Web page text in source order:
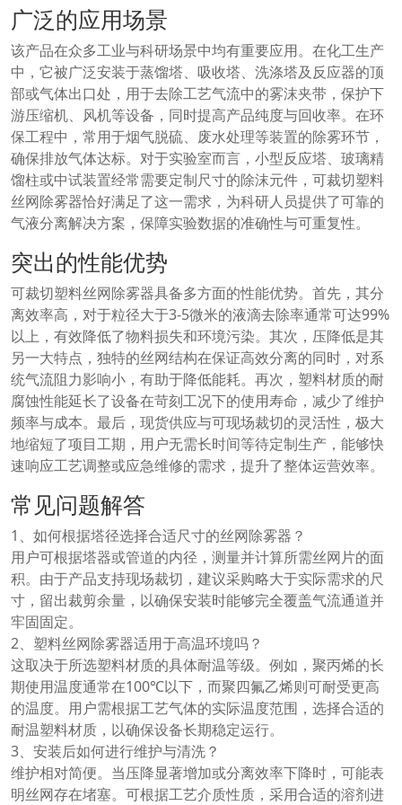
广泛的应用场景
该产品在众多工业与科研场景中均有重要应用。在化工生产
中，它被广泛安装于蒸馏塔、吸收塔、洗涤塔及反应器的顶
部或气体出口处，用于去除工艺气流中的雾沫夹带，保护下
游压缩机、风机等设备，同时提高产品纯度与回收率。在环
保工程中，常用于烟气脱硫、废水处理等装置的除雾环节，
确保排放气体达标。对于实验室而言，小型反应塔、玻璃精
馏柱或中试装置经常需要定制尺寸的除沫元件，可裁切塑料
丝网除雾器恰好满足了这一需求，为科研人员提供了可靠的
气液分离解决方案，保障实验数据的准确性与可重复性。
突出的性能优势
可裁切塑料丝网除雾器具备多方面的性能优势。首先，其分
离效率高，对于粒径大于3-5微米的液滴去除率通常可达99%
以上，有效降低了物料损失和环境污染。其次，压降低是其
另一大特点，独特的丝网结构在保证高效分离的同时，对系
统气流阻力影响小，有助于降低能耗。再次，塑料材质的耐
腐蚀性能延长了设备在苛刻工况下的使用寿命，减少了维护
频率与成本。最后，现货供应与可现场裁切的灵活性，极大
地缩短了项目工期，用户无需长时间等待定制生产，能够快
速响应工艺调整或应急维修的需求，提升了整体运营效率。
常见问题解答
1、如何根据塔径选择合适尺寸的丝网除雾器？
用户可根据塔器或管道的内径，测量并计算所需丝网片的面
积。由于产品支持现场裁切，建议采购略大于实际需求的尺
寸，留出裁剪余量，以确保安装时能够完全覆盖气流通道并
牢固固定。
2、塑料丝网除雾器适用于高温环境吗？
这取决于所选塑料材质的具体耐温等级。例如，聚丙烯的长
期使用温度通常在100℃以下，而聚四氟乙烯则可耐受更高
的温度。用户需根据工艺气体的实际温度范围，选择合适的
耐温塑料材质，以确保设备长期稳定运行。
3、安装后如何进行维护与清洗？
维护相对简便。当压降显著增加或分离效率下降时，可能表
明丝网存在堵塞。可根据工艺介质性质，采用合适的溶剂进